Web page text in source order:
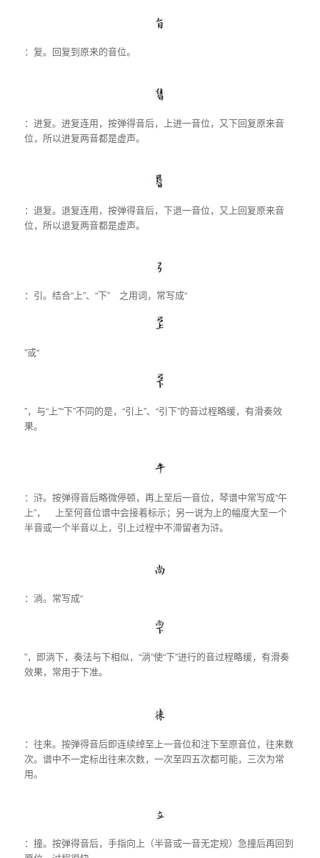
：复。回复到原来的音位。
：进复。进复连用，按弹得音后，上进一音位，又下回复原来音
位，所以进复两音都是虚声。
：退复。退复连用，按弹得音后，下退一音位，又上回复原来音
位，所以退复两音都是虚声。
：引。结合“上”、“下” 之用词，常写成“
”或“
”，与“上”“下”不同的是，“引上”、“引下”的音过程略缓，有滑奏效
果。
：浒。按弹得音后略微停顿，再上至后一音位，琴谱中常写成“午
上”， 上至何音位谱中会接着标示；另一说为上的幅度大至一个
半音或一个半音以上，引上过程中不滞留者为浒。
：淌。常写成“
”，即淌下，奏法与下相似，“淌”使“下”进行的音过程略缓，有滑奏
效果，常用于下准。
：往来。按弹得音后即连续绰至上一音位和注下至原音位，往来数
次。谱中不一定标出往来次数，一次至四五次都可能，三次为常
用。
：撞。按弹得音后，手指向上（半音或一音无定规）急撞后再回到